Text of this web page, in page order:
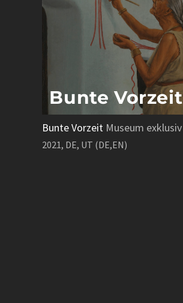
Bunte Vorzeit
Bunte Vorzeit Museum exklusiv
2021, DE, UT (DE,EN)